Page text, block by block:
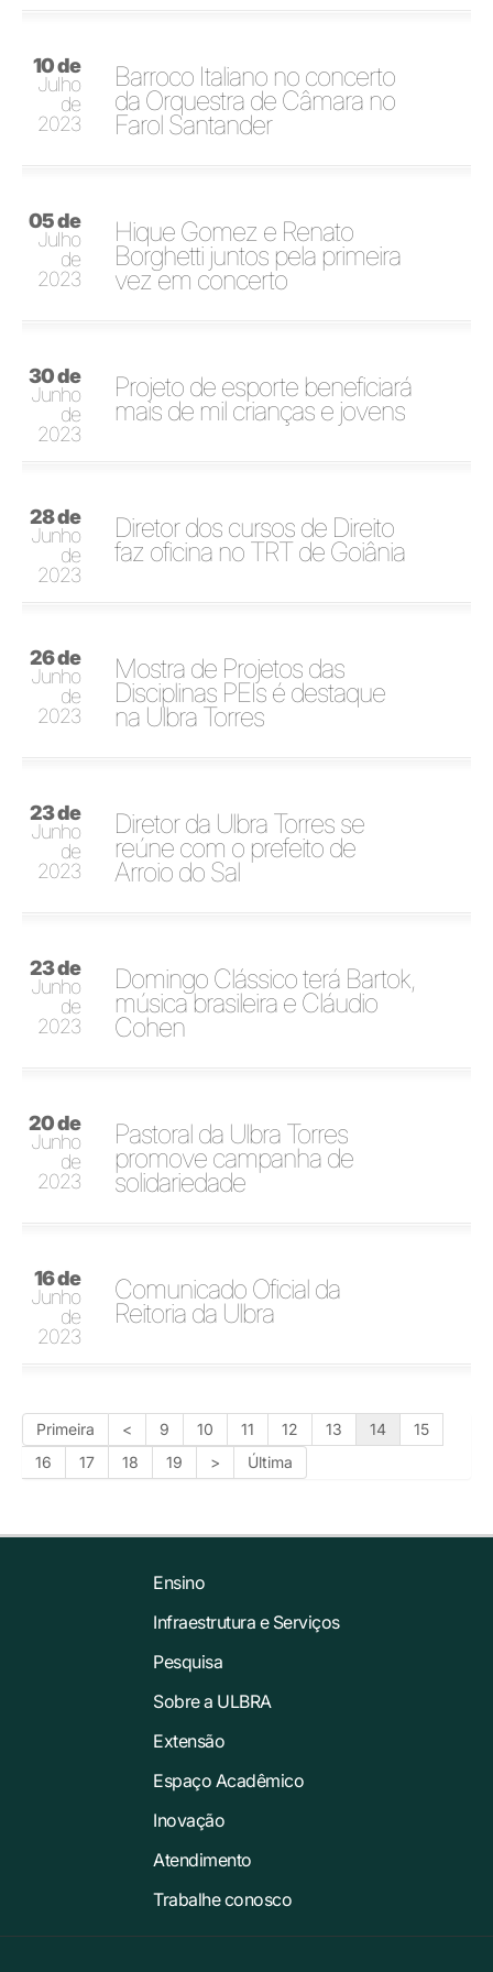
10 de
Julho
de
2023
Barroco Italiano no concerto
da Orquestra de Câmara no
Farol Santander
05 de
Julho
de
2023
Hique Gomez e Renato
Borghetti juntos pela primeira
vez em concerto
30 de
Junho
de
2023
Projeto de esporte beneficiará
mais de mil crianças e jovens
28 de
Junho
de
2023
Diretor dos cursos de Direito
faz oficina no TRT de Goiânia
26 de
Junho
de
2023
Mostra de Projetos das
Disciplinas PEIs é destaque
na Ulbra Torres
23 de
Junho
de
2023
Diretor da Ulbra Torres se
reúne com o prefeito de
Arroio do Sal
23 de
Junho
de
2023
Domingo Clássico terá Bartok,
música brasileira e Cláudio
Cohen
20 de
Junho
de
2023
Pastoral da Ulbra Torres
promove campanha de
solidariedade
16 de
Junho
de
2023
Comunicado Oficial da
Reitoria da Ulbra
Primeira < 9 10 11 12 13 14
15
16
17 18 19 > Última
Ensino
Infraestrutura e Serviços
Pesquisa
Sobre a ULBRA
Extensão
Espaço Acadêmico
Inovação
Atendimento
Trabalhe conosco